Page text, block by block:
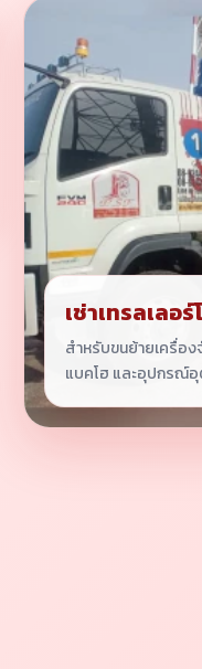
เช่าเทรลเลอร์
สำหรับขนย้ายเครื่อ
แบคโฮ และอุปกรณ์